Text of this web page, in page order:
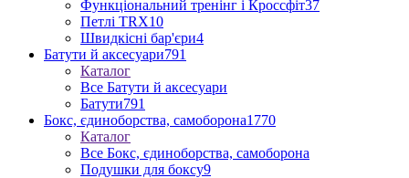
Функціональний тренінг і Кроссфіт37
Петлі TRX10
Швидкісні бар'єри4
Батути й аксесуари791
Каталог
Все Батути й аксесуари
Батути791
Бокс, єдиноборства, самоборона1770
Каталог
Все Бокс, єдиноборства, самоборона
Подушки для боксу9